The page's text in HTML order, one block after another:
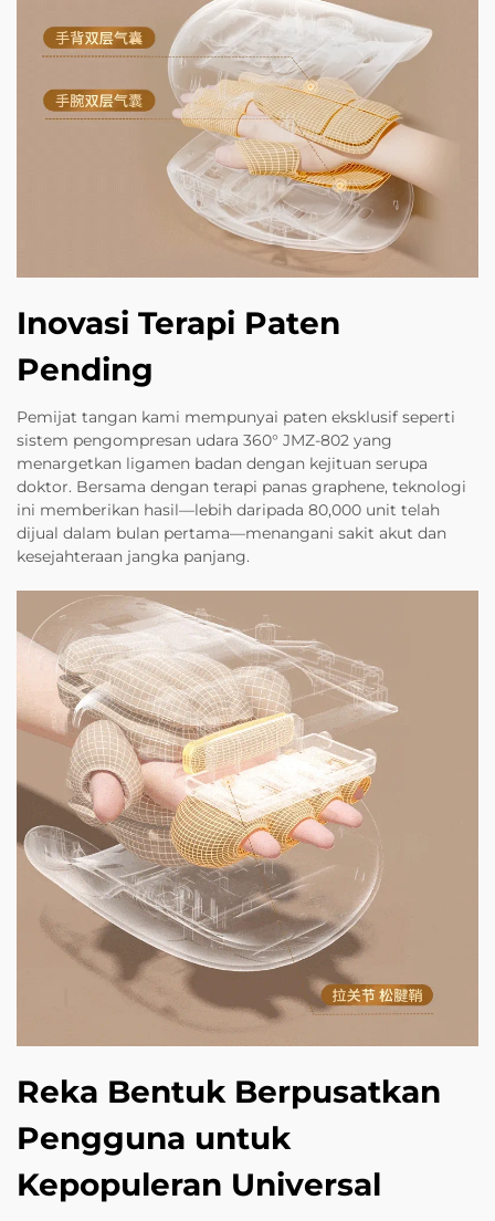
Inovasi Terapi Paten
Pending
Pemijat tangan kami mempunyai paten eksklusif seperti
sistem pengompresan udara 360° JMZ-802 yang
menargetkan ligamen badan dengan kejituan serupa
doktor. Bersama dengan terapi panas graphene, teknologi
ini memberikan hasil—lebih daripada 80,000 unit telah
dijual dalam bulan pertama—menangani sakit akut dan
kesejahteraan jangka panjang.
Reka Bentuk Berpusatkan
Pengguna untuk
Kepopuleran Universal